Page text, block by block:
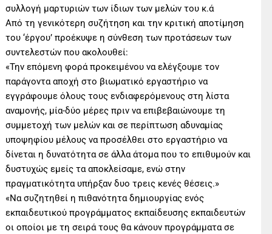
συλλογή μαρτυριών των ίδιων των μελών του κ.ά
Από τη γενικότερη συζήτηση και την κριτική αποτίμηση
του ‘έργου’ προέκυψε η σύνθεση των προτάσεων των
συντελεστών που ακολουθεί:
«Την επόμενη φορά προκειμένου να ελέγξουμε τον
παράγοντα αποχή στο βιωματικό εργαστήριο να
εγγράφουμε όλους τους ενδιαφερόμενους στη λίστα
αναμονής, μία-δύο μέρες πριν να επιβεβαιώνουμε τη
συμμετοχή των μελών και σε περίπτωση αδυναμίας
υποψηφίου μέλους να προσέλθει στο εργαστήριο να
δίνεται η δυνατότητα σε άλλα άτομα που το επιθυμούν και
δυστυχώς εμείς τα αποκλείσαμε, ενώ στην
πραγματικότητα υπήρξαν δυο τρεις κενές θέσεις.»
«Να συζητηθεί η πιθανότητα δημιουργίας ενός
εκπαιδευτικού προγράμματος εκπαίδευσης εκπαιδευτών
οι οποίοι με τη σειρά τους θα κάνουν προγράμματα σε